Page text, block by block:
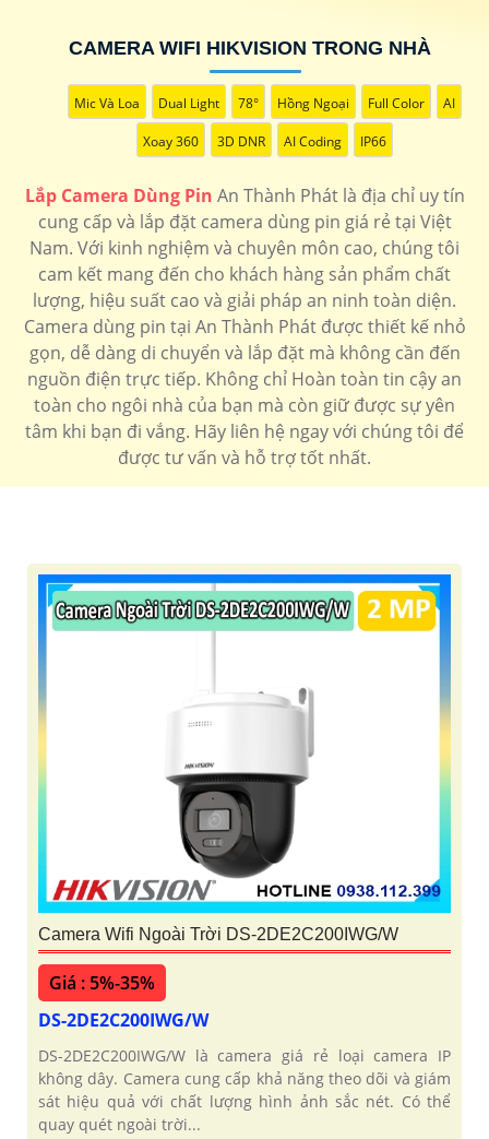
CAMERA WIFI HIKVISION TRONG NHÀ
Mic Và Loa Dual Light 78° Hồng Ngoại Full Color AI
Xoay 360 3D DNR AI Coding IP66
Lắp Camera Dùng Pin An Thành Phát là địa chỉ uy tín
cung cấp và lắp đặt camera dùng pin giá rẻ tại Việt
Nam. Với kinh nghiệm và chuyên môn cao, chúng tôi
cam kết mang đến cho khách hàng sản phẩm chất
lượng, hiệu suất cao và giải pháp an ninh toàn diện.
Camera dùng pin tại An Thành Phát được thiết kế nhỏ
gọn, dễ dàng di chuyển và lắp đặt mà không cần đến
nguồn điện trực tiếp. Không chỉ Hoàn toàn tin cậy an
toàn cho ngôi nhà của bạn mà còn giữ được sự yên
tâm khi bạn đi vắng. Hãy liên hệ ngay với chúng tôi để
được tư vấn và hỗ trợ tốt nhất.
Camera Wifi Ngoài Trời DS-2DE2C200IWG/W
Giá : 5%-35%
DS-2DE2C200IWG/W
DS-2DE2C200IWG/W là camera giá rẻ loại camera IP
không dây. Camera cung cấp khả năng theo dõi và giám
sát hiệu quả với chất lượng hình ảnh sắc nét. Có thể
quay quét ngoài trời...